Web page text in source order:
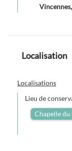
Localisation
Localisations
Lieu de
Chapelle du